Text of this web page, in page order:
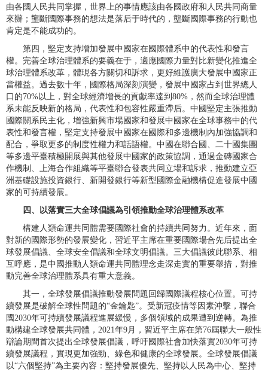
由各國人民共同掌握，世界上的事情應該由各國政府和人民共同商量
來辦；壟斷國際事務的想法是落后于時代的，壟斷國際事務的行動也
肯定是不能成功的。
第四，堅定支持增加發展中國家在國際體系中的代表性和發言
權。完善全球治理體系的要義在于，適應國際力量對比新變化推進全
球治理體系改革，體現各方關切和訴求，更好維護廣大發展中國家正
當權益。過去數十年，國際格局深刻演變，發展中國家占到世界總人
口的70%以上，對全球經濟增長的貢獻率達到80%，然而全球治理體
系未能反映新的格局，代表性和包容性嚴重滯后。中國堅定主張推動
國際關系民主化，增強新興市場國家和發展中國家在全球事務中的代
表性和發言權，堅定支持發展中國家在國際和多邊機制內加強協調和
配合，爭取更多的制度性權力和話語權。中國在聯合國、二十國集團
等多邊平臺積極開展與其他發展中國家的政策協調，通過金磚國家合
作機制、上海合作組織等平臺聯合發表共同立場和訴求，推動建立亞
洲基礎設施投資銀行、新開發銀行等新型國際金融機構促進發展中國
家的可持續發展。
四、以落實三大全球倡議為引領推動全球治理體系改革
構建人類命運共同體需要國際社會的持續共同努力。近年來，面
對新的國際形勢的發展變化，習近平主席在重要國際場合先后提出全
球發展倡議、全球安全倡議和全球文明倡議。三大倡議彼此聯系、相
互呼應，是中國推動人類命運共同體理念走深走實的重要舉措，對推
動完善全球治理體系具有重大意義。
其一，全球發展倡議推動發展問題回歸國際議程核心位置。可持
續發展是破解全球性問題的“金鑰匙”。受新冠疫情等因素沖擊，聯合
國2030年可持續發展議程進展緩慢，多個領域的成果遭到逆轉。為推
動構建全球發展共同體，2021年9月，習近平主席在第76屆聯大一般性
辯論期間首次提出全球發展倡議，呼吁國際社會加快落實2030年可持
續發展議程，實現更加強勁、綠色和健康的全球發展。全球發展倡議
以“六個堅持”為主要內容：堅持發展優先、堅持以人民為中心、堅持